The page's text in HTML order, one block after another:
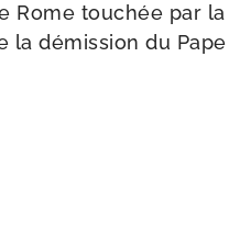
Rome tou­chée par
la démis­sion du